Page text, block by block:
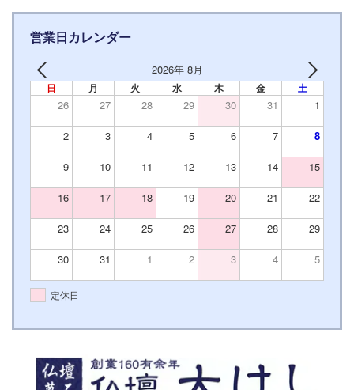
営業日カレンダー
2026年 8月
日 月 火 水 木 金 土
26 27 28 29 30 31 1
2 3 4 5 6 7 8
9 10 11 12 13 14 15
16 17 18 19 20 21 22
23 24 25 26 27 28 29
30 31 1 2 3 4 5
定休日